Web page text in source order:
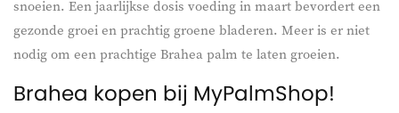
snoeien. Een jaarlijkse dosis voeding in maart bevordert een
gezonde groei en prachtig groene bladeren. Meer is er niet
nodig om een prachtige Brahea palm te laten groeien.
Brahea kopen bij MyPalmShop!